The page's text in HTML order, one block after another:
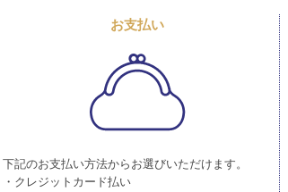
お支払い
下記のお支払い方法からお選びいただけます。
・クレジットカード払い